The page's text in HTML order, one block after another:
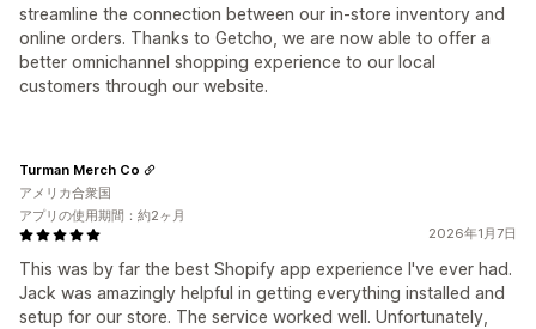
streamline the connection between our in-store inventory and
online orders. Thanks to Getcho, we are now able to offer a
better omnichannel shopping experience to our local
customers through our website.
2026年1月7日
This was by far the best Shopify app experience I've ever had.
Jack was amazingly helpful in getting everything installed and
setup for our store. The service worked well. Unfortunately,
Turman Merch Co
アメリカ合衆国
アプリの使用期間：約2ヶ月